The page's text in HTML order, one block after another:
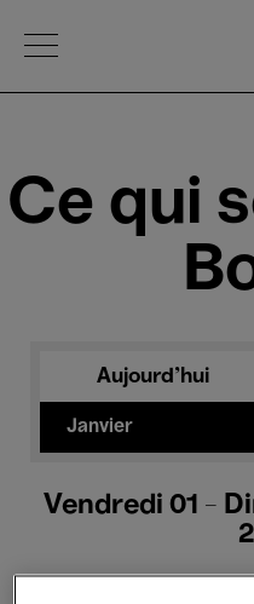
Open Menu
Ce qui
Aujourd'hui
Janvier
Vendredi 01 -